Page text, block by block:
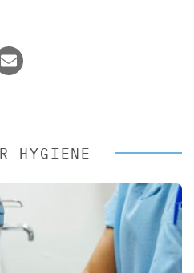
HYGIENE